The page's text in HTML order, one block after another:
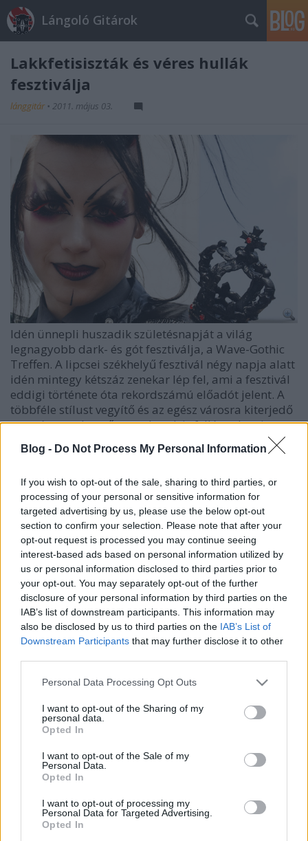
Blog - Do Not Process My Personal Information
If you wish to opt-out of the sale, sharing to third parties, or
processing of your personal or sensitive information for
targeted advertising by us, please use the below opt-out
section to confirm your selection. Please note that after your
opt-out request is processed you may continue seeing
interest-based ads based on personal information utilized by
us or personal information disclosed to third parties prior to
your opt-out. You may separately opt-out of the further
disclosure of your personal information by third parties on the
IAB’s list of downstream participants. This information may
also be disclosed by us to third parties on the IAB’s List of
Downstream Participants that may further disclose it to other
Please note that this website/app uses one or more Google
not limited to your visit or usage behaviour. You may click to
grant or deny consent to Google and its third-party tags to
use your data for below specified purposes in below Google
consent section.
Personal Data Processing Opt Outs
I want to opt-out of the Sharing of my
personal data.
Opted In
I want to opt-out of the Sale of my
Personal Data.
Opted In
I want to opt-out of processing my
Personal Data for Targeted Advertising.
Opted In
Lángoló Gitárok
Lakkfetisiszták és véres hullák
fesztiválja
lánggitár • 2011. május 03.
Idén ünnepli huszadik születésnapját a világ
legnagyobb dark- és gót fesztiválja, a Wave-Gothic
Treffen. A lipcsei székhelyű fesztivál négy napja alatt
idén mintegy kétszáz zenekar lép fel, ami a fesztivál
eddigi története óta rekordszámú előadót jelent. A
többféle stílust vegyítő és az egész városra kiterjedő
eseményen olyan ős-zenekarok is fellépnek, mint
januárban a West-Balkán tragédia miatt elmaradt
Front 242, vagy a megfoghatatlan stílusú, álomszerű
zenét játszó, mára trióra apadt The Legendary Pink
Dots.
A gothic gyűjtőnév alatt tulajdonképpen a korabeli
új hullám progresszívnak számító előadóitól, a dark
wave, a gothic rock, a deathrock, a cybergoth, az
elektro, az industrial, a post industrial és a neofolk
műfajokba sorolt együttesekig terjed a zavarba
ejtően gazdag kínálat. A műfaj iránt érdeklődők nem
csak a nagyszámú fellépő zenekarok koncertjeiben
tobzódhatnak, hanem abban a vizuális orgiában is,
ami ilyenkor jellemzi ezt a várost. A villamoson
cybergótok és viktoriánus korabeli hullák utaznak,
halottaskocsik kóvályognak az utcákon, mintha ez a
világ legtermészetesebb dolga lenne. A városi
ipari csarnokokban fülsüketítő, apokaliptikus
indusztriált hallani, a félig-meddig zártkörű
fétispartikon pedig minden előfordul, amiről az
átlagos fesztivál-látogató még csak nem is álmodik.
Senki se lepődjön meg, aki gázmaszkos, szegecselt,